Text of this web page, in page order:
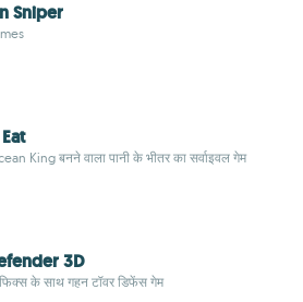
Sniper
King बनने वाला पानी के भीतर का सर्वाइवल गेम
3D
के साथ गहन टॉवर डिफेंस गेम